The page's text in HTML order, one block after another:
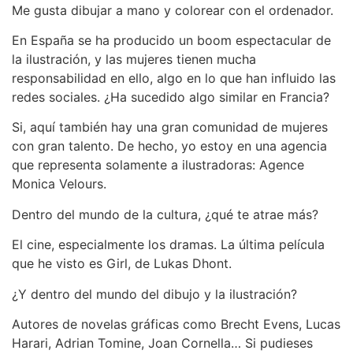
Me gusta dibujar a mano y colorear con el ordenador.
En España se ha producido un boom espectacular de
la ilustración, y las mujeres tienen mucha
responsabilidad en ello, algo en lo que han influido las
redes sociales. ¿Ha sucedido algo similar en Francia?
Si, aquí también hay una gran comunidad de mujeres
con gran talento. De hecho, yo estoy en una agencia
que representa solamente a ilustradoras: Agence
Monica Velours.
Dentro del mundo de la cultura, ¿qué te atrae más?
El cine, especialmente los dramas. La última película
que he visto es Girl, de Lukas Dhont.
¿Y dentro del mundo del dibujo y la ilustración?
Autores de novelas gráficas como Brecht Evens, Lucas
Harari, Adrian Tomine, Joan Cornella… Si pudieses